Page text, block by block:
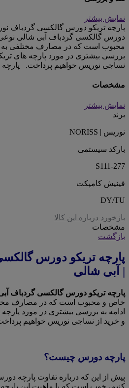
نمایش بیشتر
پارچه تریکو دورس گالکسی گردباف
دورس گالکسی گردباف آبی شالی
محبوب است که در مصارف مختلفی به
بررسی بیشتری در مورد پارچه های
نساجی نوریس خواهیم پرداخت.
مشخصات
نمایش بیشتر
برند
نوریس | NORISS
بارکد سیستمی
S111-277
فینیش کامپکت
DY/TU
بازخورد درباره این کالا
مشخصات
بازگشت
پارچه تریکو دورس
| آبی شالی
پارچه تریکو دورس گالکسی گردباف
خاص و محبوب است که در مصارف
ادامه به بررسی بیشتری در مورد
و خرید از نساجی نوریس خواهیم
پارچه دورس چیست؟
پیش از این که درباره تفاوت پارچه
کنیم، خوب است که با ماهیت این